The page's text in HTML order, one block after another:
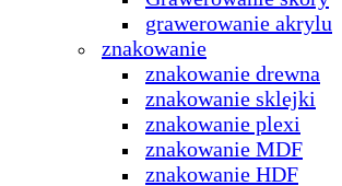
grawerowanie akrylu
znakowanie
znakowanie drewna
znakowanie sklejki
znakowanie plexi
znakowanie MDF
znakowanie HDF